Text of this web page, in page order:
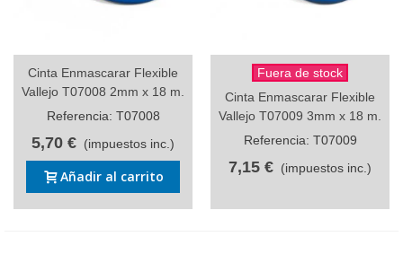
Cinta Enmascarar Flexible
Vallejo T07008 2mm x 18 m.
Referencia: T07008
5,70 € (impuestos inc.)
Añadir al carrito
Fuera de stock
Cinta Enmascarar Flexible
Vallejo T07009 3mm x 18 m.
Referencia: T07009
7,15 € (impuestos inc.)